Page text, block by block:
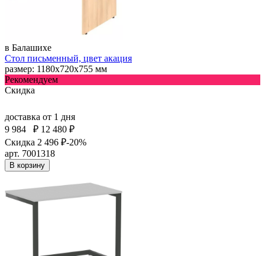
в Балашихе
Стол письменный, цвет акация
размер: 1180х720х755 мм
Рекомендуем
Скидка
доставка от 1 дня
9 984
₽ 12 480 ₽
Скидка 2 496 ₽-20%
арт. 7001318
В корзину